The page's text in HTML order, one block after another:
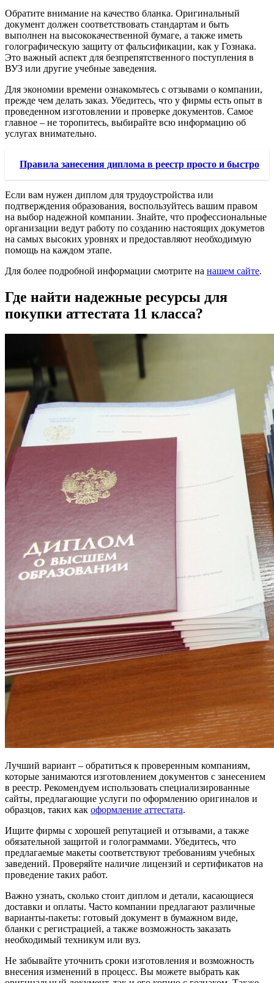
Обратите внимание на качество бланка. Оригинальный
документ должен соответствовать стандартам и быть
выполнен на высококачественной бумаге, а также иметь
голографическую защиту от фальсификации, как у Гознака.
Это важный аспект для безпрепятственного поступления в
ВУЗ или другие учебные заведения.
Для экономии времени ознакомьтесь с отзывами о компании,
прежде чем делать заказ. Убедитесь, что у фирмы есть опыт в
проведенном изготовлении и проверке документов. Самое
главное – не торопитесь, выбирайте всю информацию об
услугах внимательно.
Правила занесения диплома в реестр просто и быстро
Если вам нужен диплом для трудоустройства или
подтверждения образования, воспользуйтесь вашим правом
на выбор надежной компании. Знайте, что профессиональные
организации ведут работу по созданию настоящих докуметов
на самых высоких уровнях и предоставляют необходимую
помощь на каждом этапе.
Для более подробной информации смотрите на нашем сайте.
Где найти надежные ресурсы для
покупки аттестата 11 класса?
Лучший вариант – обратиться к проверенным компаниям,
которые занимаются изготовлением документов с занесением
в реестр. Рекомендуем использовать специализированные
сайты, предлагающие услуги по оформлению оригиналов и
образцов, таких как оформление аттестата.
Ищите фирмы с хорошей репутацией и отзывами, а также
обязательной защитой и голограммами. Убедитесь, что
предлагаемые макеты соответствуют требованиям учебных
заведений. Проверяйте наличие лицензий и сертификатов на
проведение таких работ.
Важно узнать, сколько стоит диплом и детали, касающиеся
доставки и оплаты. Часто компании предлагают различные
варианты-пакеты: готовый документ в бумажном виде,
бланки с регистрацией, а также возможность заказать
необходимый техникум или вуз.
Не забывайте уточнить сроки изготовления и возможность
внесения изменений в процесс. Вы можете выбрать как